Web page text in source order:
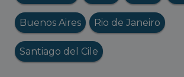
Buenos Aires Rio de Janeiro
Santiago del Cile